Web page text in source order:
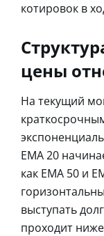
котировок в
цены
На текущий
EMA 20
как EMA 50 и
выступать
проходит